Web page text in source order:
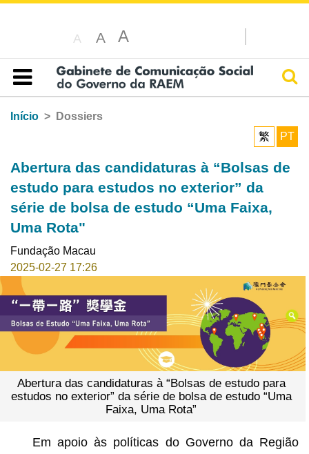
A A A
Índice
Início
Dossiers
繁
PT
Abertura das candidaturas à “Bolsas de
estudo para estudos no exterior” da
série de bolsa de estudo “Uma Faixa,
Uma Rota"
Fundação Macau
2025-02-27 17:26
Abertura das candidaturas à “Bolsas de estudo para
estudos no exterior” da série de bolsa de estudo “Uma
Faixa, Uma Rota”
Em apoio às políticas do Governo da Região